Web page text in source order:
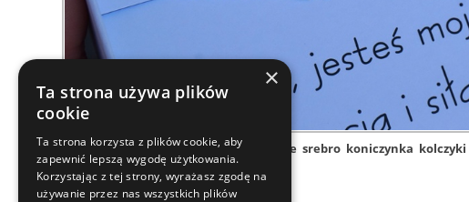
kolczyki srebrne srebro koniczynka kolczyki
×
Ta strona używa plików
cookie
Ta strona korzysta z plików cookie, aby
zapewnić lepszą wygodę użytkowania.
Korzystając z tej strony, wyrażasz zgodę na
używanie przez nas wszystkich plików